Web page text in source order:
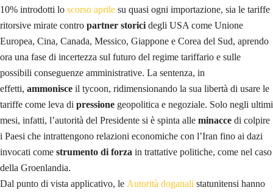
10% introdotti lo scorso aprile su quasi ogni importazione, sia le tariffe
ritorsive mirate contro partner storici degli USA come Unione
Europea, Cina, Canada, Messico, Giappone e Corea del Sud, aprendo
ora una fase di incertezza sul futuro del regime tariffario e sulle
possibili conseguenze amministrative. La sentenza, in
effetti, ammonisce il tycoon, ridimensionando la sua libertà di usare le
tariffe come leva di pressione geopolitica e negoziale. Solo negli ultimi
mesi, infatti, l’autorità del Presidente si è spinta alle minacce di colpire
i Paesi che intrattengono relazioni economiche con l’Iran fino ai dazi
invocati come strumento di forza in trattative politiche, come nel caso
della Groenlandia.
Dal punto di vista applicativo, le Autorità doganali statunitensi hanno